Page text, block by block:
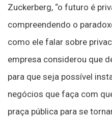
Zuckerberg, “o futuro é
compreendendo o
como ele falar sobre
empresa considerou que
para que seja possível
negócios que faça com
praça pública para se